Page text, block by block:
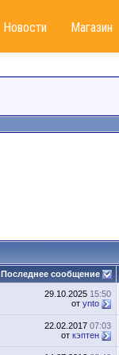
Новости Магазин
Последнее сообщение
29.10.2025 15:50
от ynto
22.02.2017 07:03
от кэптен